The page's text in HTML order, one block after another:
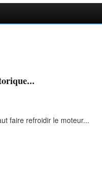
faire refroidir le moteur...